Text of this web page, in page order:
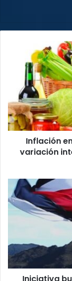
Costa
continúa
la
baja:
variación
interanual
registró
agosto
Inflación
variación
Iniciativa
buscará
instalar
escalinata
últimos
metros
del
CerroIniciativa